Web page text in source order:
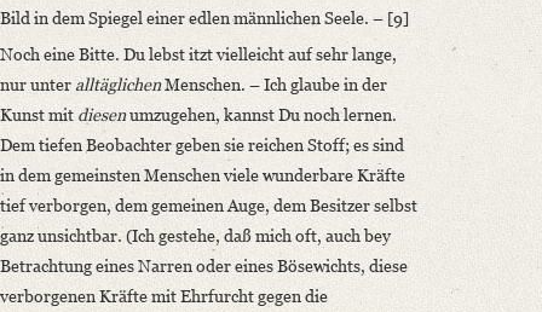
Bild in dem Spiegel einer edlen männlichen Seele. – [9]
Noch eine Bitte. Du lebst itzt vielleicht auf sehr lange,
nur unter alltäglichenMenschen. – Ich glaube in der
Kunst mit diesenumzugehen, kannst Du noch lernen.
Dem tiefen Beobachter geben sie reichen Stoff; es sind
in dem gemeinsten Menschen viele wunderbare Kräfte
tief verborgen, dem gemeinen Auge, dem Besitzer selbst
ganz unsichtbar. (Ich gestehe, daß mich oft, auch bey
Betrachtung eines Narren oder eines Bösewichts, diese
verborgenen Kräfte mit Ehrfurcht gegen die